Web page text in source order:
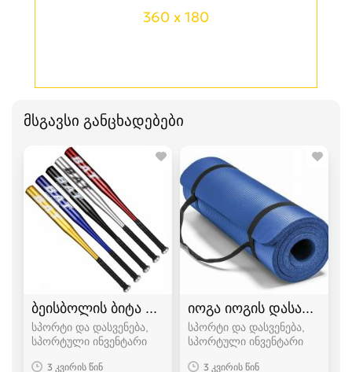
360 x 180
მსგავსი განცხადებები
ბეისბოლის ბიტა bita
სპორტი და დასვენება,
სპორტული ინვენტარი
3 კვირის წინ
იოგა იოგის დასაფენი
სპორტი და დასვენება,
სპორტული ინვენტარი
3 კვირის წინ